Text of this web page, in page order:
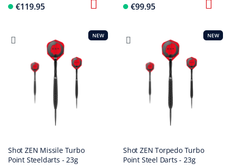
€119.95 €99.95
NEW
Shot ZEN Missile Turbo
Point Steeldarts - 23g
NEW
Shot ZEN Torpedo Turbo
Point Steel Darts - 23g